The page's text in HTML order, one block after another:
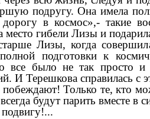
подругу. Она имела
в космос»,- такие
место гибели Лизы и
когда совершила
подготовки к
все было не так просто и
И Терешкова справилась
Только те, кто
будут парить вместе в